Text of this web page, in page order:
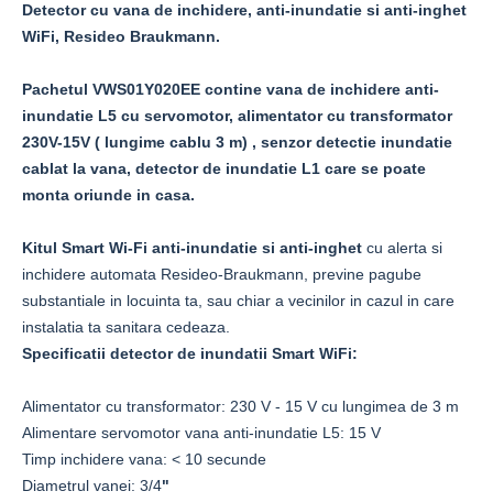
Detector cu vana de inchidere, anti-inundatie si anti-inghet
WiFi, Resideo Braukmann.
Pachetul VWS01Y020EE contine vana de inchidere anti-
inundatie L5 cu servomotor, alimentator cu transformator
230V-15V ( lungime cablu 3 m) , senzor detectie inundatie
cablat la vana, detector de inundatie L1 care se poate
monta oriunde in casa.
Kitul Smart Wi-Fi anti-inundatie si anti-inghet cu alerta si
inchidere automata Resideo-Braukmann, previne pagube
substantiale in locuinta ta, sau chiar a vecinilor in cazul in care
instalatia ta sanitara cedeaza.
Specificatii detector de inundatii Smart WiFi:
Alimentator cu transformator: 230 V - 15 V cu lungimea de 3 m
Alimentare servomotor vana anti-inundatie L5: 15 V
Timp inchidere vana: < 10 secunde
Diametrul vanei: 3/4"